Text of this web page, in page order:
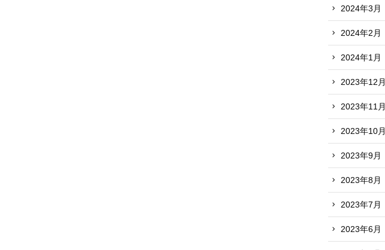
2024年3月
2024年2月
2024年1月
2023年12月
2023年11月
2023年10月
2023年9月
2023年8月
2023年7月
2023年6月